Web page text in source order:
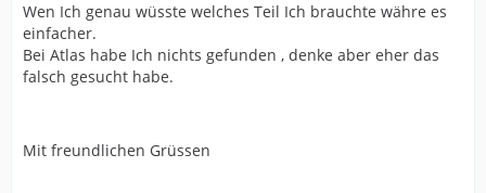
Wen Ich genau wüsste welches Teil Ich brauchte währe es
einfacher.
Bei Atlas habe Ich nichts gefunden , denke aber eher das
falsch gesucht habe.
Mit freundlichen Grüssen